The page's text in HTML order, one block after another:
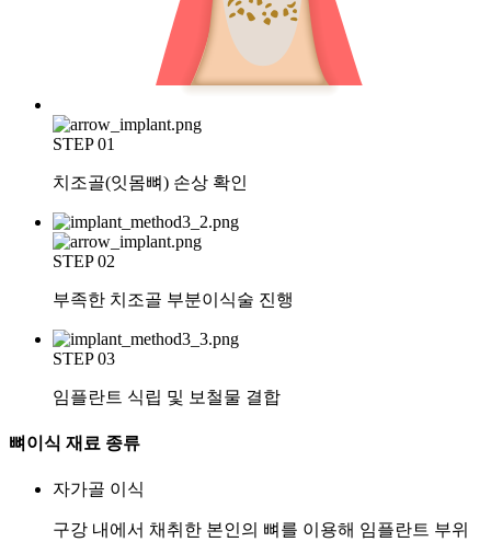
STEP 01
치조골(잇몸뼈) 손상 확인
STEP 02
부족한 치조골 부분이식술 진행
STEP 03
임플란트 식립 및 보철물 결합
뼈이식 재료 종류
자가골 이식
구강 내에서 채취한 본인의 뼈를 이용해 임플란트 부위